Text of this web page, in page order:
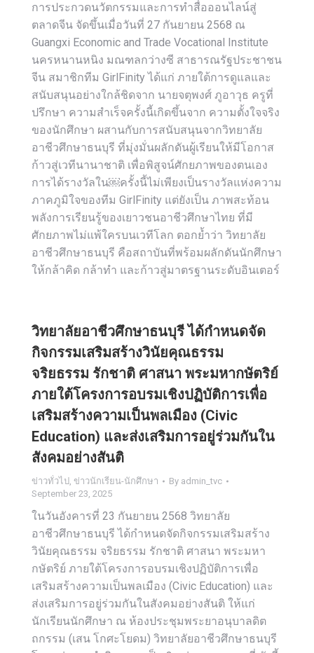
การประกวดนวัตกรรมและการทำสื่อออนไลน์สู่
ตลาดจีน จัดขึ้นเมื่อวันที่ 27 กันยายน 2568 ณ
Guangxi Economic and Trade Vocational Institute
นครหนานหนิง มณฑลกว่างซี สาธารณรัฐประชาชน
จีน สมาชิกทีม GirlFinity ได้แก่ ภายใต้การดูแลและ
สนับสนุนอย่างใกล้ชิดจาก นายจตุพงศ์ ภูอาวุธ ครูที่
ปรึกษา ความสำเร็จครั้งนี้เกิดขึ้นจาก ความตั้งใจจริง
ของนักศึกษา ผสานกับการสนับสนุนจากวิทยาลัย
อาชีวศึกษาธนบุรี ที่มุ่งมั่นผลักดันผู้เรียนให้มีโอกาส
ก้าวสู่เวทีนานาชาติ เพื่อพิสูจน์ศักยภาพของตนเอง
การได้รางวัลใน￼ครั้งนี้ไม่เพียงเป็นรางวัลแห่งความ
ภาคภูมิใจของทีม GirlFinity แต่ยังเป็น ภาพสะท้อน
พลังการเรียนรู้ของเยาวชนอาชีวศึกษาไทย ที่มี
ศักยภาพไม่แพ้ใครบนเวทีโลก ตอกย้ำว่า วิทยาลัย
อาชีวศึกษาธนบุรี คือสถาบันที่พร้อมผลักดันนักศึกษา
ให้กล้าคิด กล้าทำ และก้าวสู่มาตรฐานระดับอินเตอร์
วิทยาลัยอาชีวศึกษาธนบุรี ได้กำหนดจัด
กิจกรรมเสริมสร้างวินัยคุณธรรม
จริยธรรม รักชาติ ศาสนา พระมหากษัตริย์
ภายใต้โครงการอบรมเชิงปฏิบัติการเพื่อ
เสริมสร้างความเป็นพลเมือง (Civic
Education) และส่งเสริมการอยู่ร่วมกันใน
สังคมอย่างสันติ
ข่าวทั่วไป, ข่าวนักเรียน-นักศึกษา By admin_tvc
September 23, 2025
ในวันอังคารที่ 23 กันยายน 2568 วิทยาลัย
อาชีวศึกษาธนบุรี ได้กำหนดจัดกิจกรรมเสริมสร้าง
วินัยคุณธรรม จริยธรรม รักชาติ ศาสนา พระมหา
กษัตริย์ ภายใต้โครงการอบรมเชิงปฏิบัติการเพื่อ
เสริมสร้างความเป็นพลเมือง (Civic Education) และ
ส่งเสริมการอยู่ร่วมกันในสังคมอย่างสันติ ให้แก่
นักเรียนนักศึกษา ณ ห้องประชุมพระยาอนุบาลดิต
ถกรรม (เสน โกศะโยดม) วิทยาลัยอาชีวศึกษาธนบุรี